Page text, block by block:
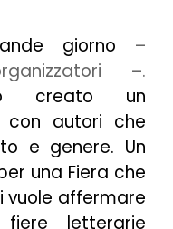
giorno –
–.
creato un
con autori che
e genere. Un
una Fiera che
vuole affermare
letterarie